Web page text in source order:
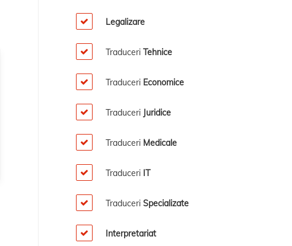
Legalizare
Traduceri Tehnice
Traduceri Economice
Traduceri Juridice
Traduceri Medicale
Traduceri IT
Traduceri Specializate
Interpretariat